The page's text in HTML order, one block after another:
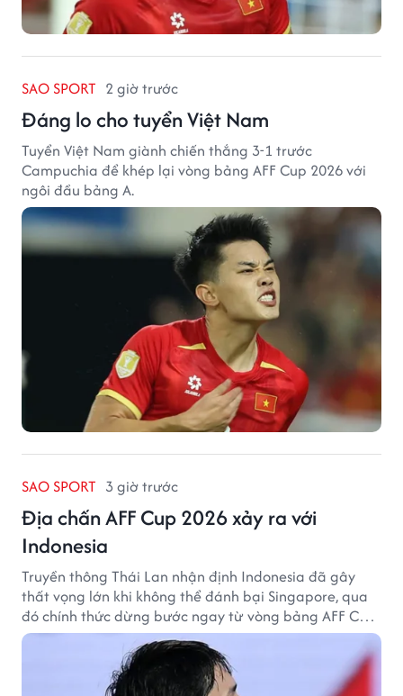
SAO SPORT 2 giờ trước
Đáng lo cho tuyển Việt Nam
Tuyển Việt Nam giành chiến thắng 3-1 trước
Campuchia để khép lại vòng bảng AFF Cup 2026 với
ngôi đầu bảng A.
SAO SPORT 3 giờ trước
Địa chấn AFF Cup 2026 xảy ra với
Indonesia
Truyền thông Thái Lan nhận định Indonesia đã gây
thất vọng lớn khi không thể đánh bại Singapore, qua
đó chính thức dừng bước ngay từ vòng bảng AFF Cup
2026.